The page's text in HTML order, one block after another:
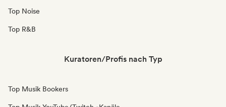
Top Noise
Top R&B
Kuratoren/Profis nach Typ
Top Musik Bookers